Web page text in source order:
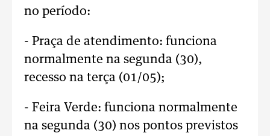
no período:
- Praça de atendimento: funciona
normalmente na segunda (30),
recesso na terça (01/05);
- Feira Verde: funciona normalmente
na segunda (30) nos pontos previstos